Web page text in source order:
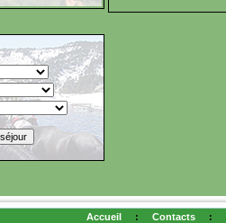
Accueil : Contacts :